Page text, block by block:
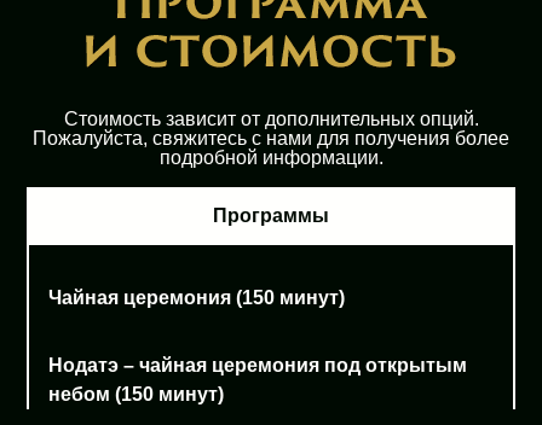
Стоимость зависит от дополнительных опций.
Пожалуйста, свяжитесь с нами для получения более
подробной информации.
Программы
Чайная церемония (150 минут)
Нодатэ – чайная церемония под открытым
небом (150 минут)